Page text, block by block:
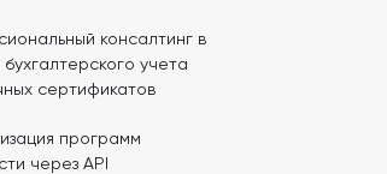
консалтинг в
учета
сертификатов
программ
через API